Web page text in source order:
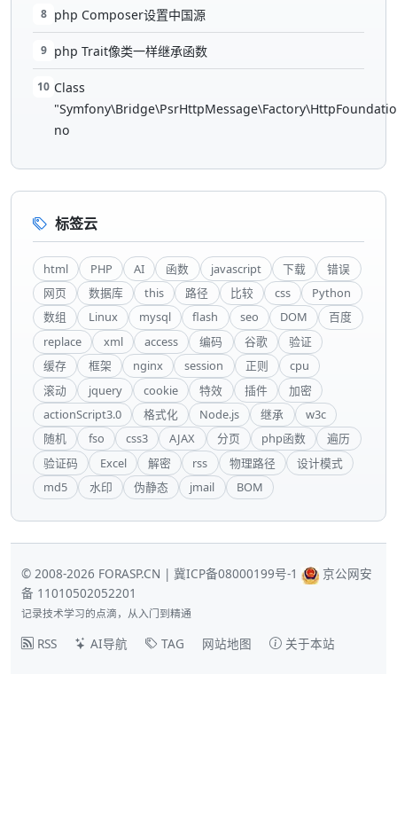
8 php Composer设置中国源
9 php Trait像类一样继承函数
10 Class
no
标签云
html PHP AI 函数 javascript 下载
错误
网页
数据库 this 路径 比较 css
Python
数组
Linux mysql flash seo DOM
百度
replace
xml access 编码 谷歌
验证
缓存
框架 nginx session 正则
cpu
滚动
jquery cookie 特效 插件
加密
actionScript3.0
格式化 Node.js 继承
w3c
随机
fso css3 AJAX 分页 php函数
遍历
验证码
Excel 解密 rss 物理路径
设计模式
md5
水印 伪静态 jmail BOM
© 2008-2026 FORASP.CN | 冀ICP备08000199号-1
京公网安
备 11010502052201
记录技术学习的点滴，从入门到精通
RSS AI导航 TAG 网站地图 关于本站